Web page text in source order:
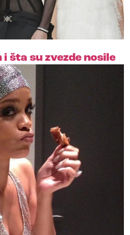
šta su zvezde nosile